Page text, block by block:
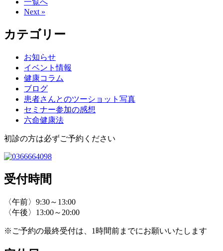
一覧へ
Next »
カテゴリー
お知らせ
イベント情報
健康コラム
ブログ
患者さんとのツーショット写真
セミナー参加の感想
六命健康法
初診の方は必ずご予約ください
受付時間
〈午前〉9:30～13:00
〈午後〉13:00～20:00
※ご予約の最終受付は、1時間前までにお願いいたします